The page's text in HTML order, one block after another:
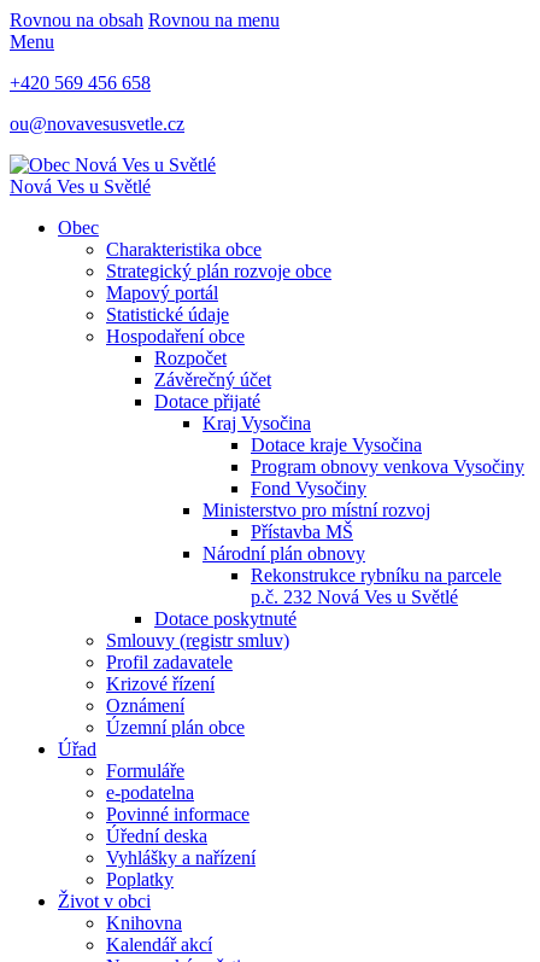
Rovnou na obsah Rovnou na menu
Menu
+420 569 456 658
ou@novavesusvetle.cz
Nová Ves u Světlé
Obec
Charakteristika obce
Strategický plán rozvoje obce
Mapový portál
Statistické údaje
Hospodaření obce
Rozpočet
Závěrečný účet
Dotace přijaté
Kraj Vysočina
Dotace kraje Vysočina
Program obnovy venkova Vysočiny
Fond Vysočiny
Ministerstvo pro místní rozvoj
Přístavba MŠ
Národní plán obnovy
Rekonstrukce rybníku na parcele
p.č. 232 Nová Ves u Světlé
Dotace poskytnuté
Smlouvy (registr smluv)
Profil zadavatele
Krizové řízení
Oznámení
Územní plán obce
Úřad
Formuláře
e-podatelna
Povinné informace
Úřední deska
Vyhlášky a nařízení
Poplatky
Život v obci
Knihovna
Kalendář akcí